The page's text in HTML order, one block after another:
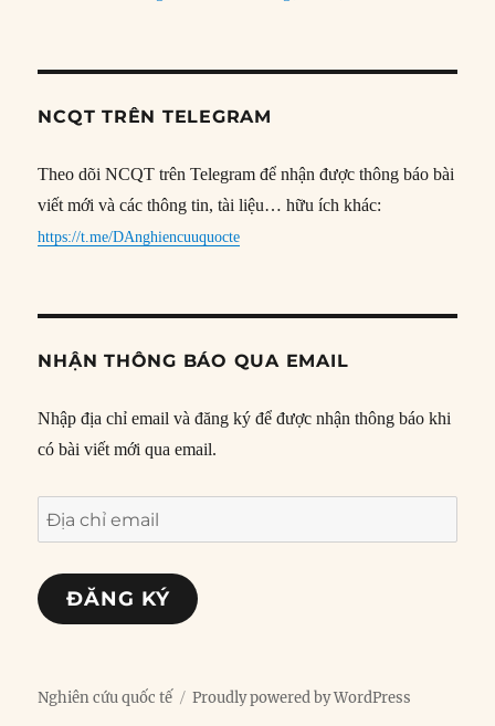
NCQT TRÊN TELEGRAM
Theo dõi NCQT trên Telegram để nhận được thông báo bài
viết mới và các thông tin, tài liệu… hữu ích khác:
https://t.me/DAnghiencuuquocte
NHẬN THÔNG BÁO QUA EMAIL
Nhập địa chỉ email và đăng ký để được nhận thông báo khi
có bài viết mới qua email.
Địa
chỉ
email
ĐĂNG KÝ
Nghiên cứu quốc tế Proudly powered by WordPress